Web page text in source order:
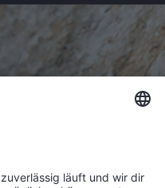
Barrierefreiheitserklärung